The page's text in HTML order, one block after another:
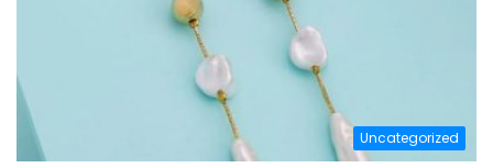
Uncategorized